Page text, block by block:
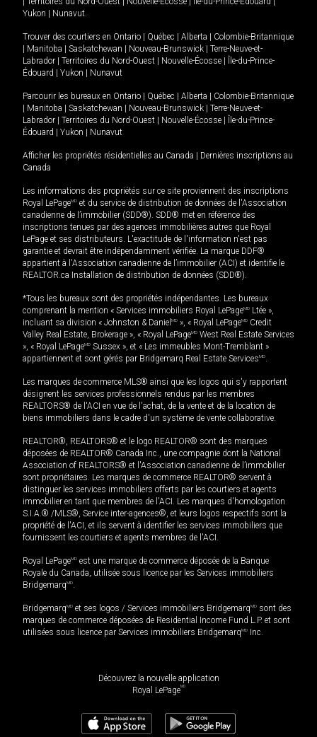
Yukon | Nunavut
Trouver des courtiers en Ontario | Québec | Alberta | Colombie-Britannique
| Manitoba | Saskatchewan | Nouveau-Brunswick | Terre-Neuve-et-
Labrador | Territoires du Nord-Ouest | Nouvelle-Écosse | Île-du-Prince-
Édouard | Yukon | Nunavut
Parcourir les bureaux en Ontario | Québec | Alberta | Colombie-Britannique
| Manitoba | Saskatchewan | Nouveau-Brunswick | Terre-Neuve-et-
Labrador | Territoires du Nord-Ouest | Nouvelle-Écosse | Île-du-Prince-
Édouard | Yukon | Nunavut
Afficher les propriétés résidentielles au Canada | Dernières inscriptions au
Canada
Les informations des propriétés sur ce site proviennent des inscriptions
Royal LePageMD et du service de distribution de données de l'Association
canadienne de l’immobilier (SDD®). SDD® met en référence des
inscriptions tenues par des agences immobilières autres que Royal
LePage et ses distributeurs. L'exactitude de l'information n'est pas
garantie et devrait être indépendamment vérifiée. La marque DDF®
appartient à l'Association canadienne de l’immobilier (ACI) et identifie le
REALTOR.ca Installation de distribution de données (SDD®).
*Tous les bureaux sont des propriétés indépendantes. Les bureaux
comprenant la mention « Services immobiliers Royal LePageMD Ltée »,
incluant sa division « Johnston & Daniel MD », « Royal LePageMD Credit
Valley Real Estate, Brokerage », « Royal LePageMD West Real Estate Services
», « Royal LePageMD Sussex », et « Les immeubles Mont-Tremblant »
appartiennent et sont gérés par Bridgemarq Real Estate ServicesMD
Les marques de commerce MLS® ainsi que les logos qui s'y rapportent
désignent les services professionnels rendus par les membres
REALTORS® de l'ACI en vue de l'achat, de la vente et de la location de
biens immobiliers dans le cadre d'un système de vente collaborative.
REALTOR®, REALTORS® et le logo REALTOR® sont des marques
déposées de REALTOR® Canada Inc., une compagnie dont la National
Association of REALTORS® et l'Association canadienne de l’immobilier
sont propriétaires. Les marques de commerce REALTOR® servent à
distinguer les services immobiliers offerts par les courtiers et agents
immobilier en tant que membres de l'ACI. Les marques d'homologation
S.I.A.® /MLS®, Service inter-agences®, et leurs logos respectifs sont la
propriété de l'ACI, et ils servent à identifier les services immobiliers que
fournissent les courtiers et agents membres de l'ACI.
Royal LePageMD est une marque de commerce déposée de la Banque
Royale du Canada, utilisée sous licence par les Services immobiliers
BridgemarqMD
BridgemarqMD et ses logos / Services immobiliers BridgemarqMD sont des
marques de commerce déposées de Residential Income Fund L.P. et sont
utilisées sous licence par Services immobiliers BridgemarqMD Inc.
Découvrez la nouvelle application
Royal LePageMD